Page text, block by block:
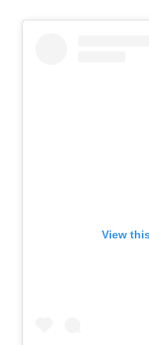
View